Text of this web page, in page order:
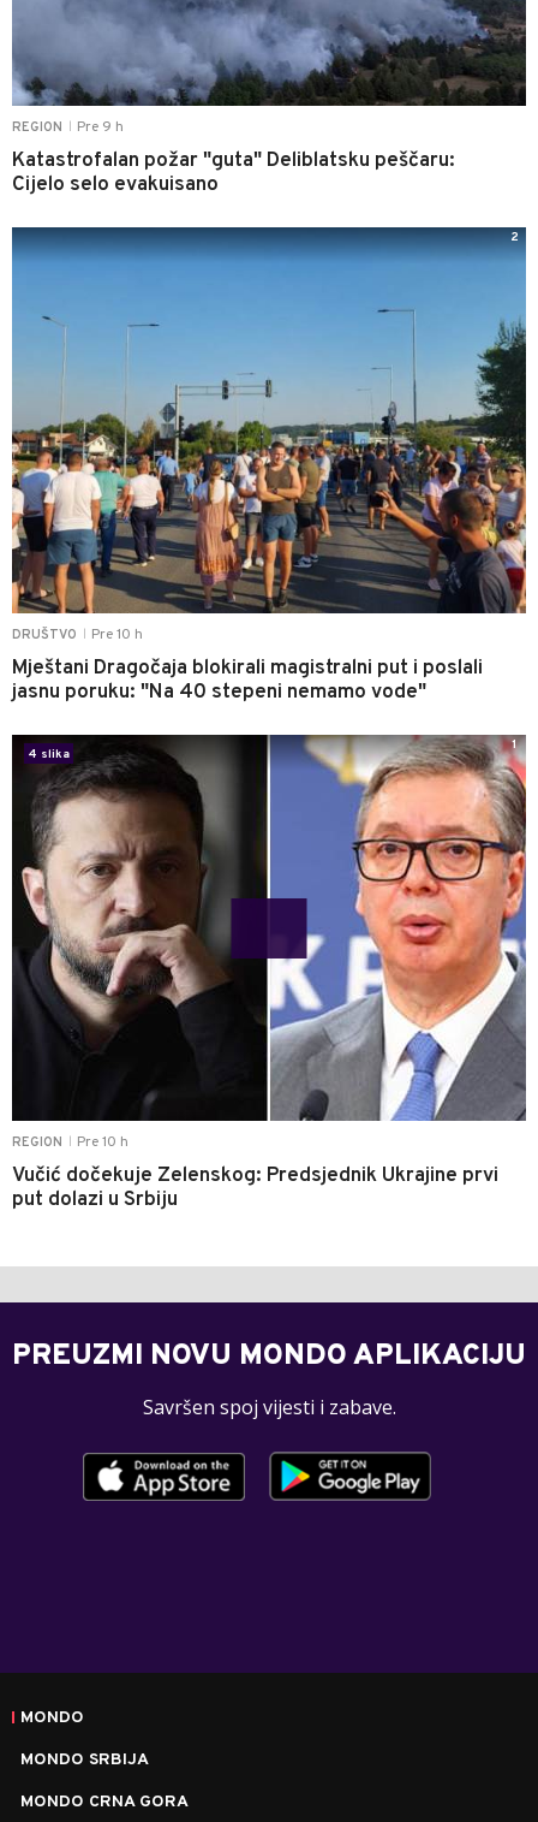
REGION Pre 9 h
Katastrofalan požar "guta" Deliblatsku peščaru:
Cijelo selo evakuisano
DRUŠTVO Pre 10 h
Mještani Dragočaja blokirali magistralni put i poslali
jasnu poruku: "Na 40 stepeni nemamo vode"
2
REGION Pre 10 h
Vučić dočekuje Zelenskog: Predsjednik Ukrajine prvi
put dolazi u Srbiju
4 slika
1
PREUZMI NOVU MONDO APLIKACIJU
Savršen spoj vijesti i zabave.
MONDO
MONDO SRBIJA
MONDO CRNA GORA